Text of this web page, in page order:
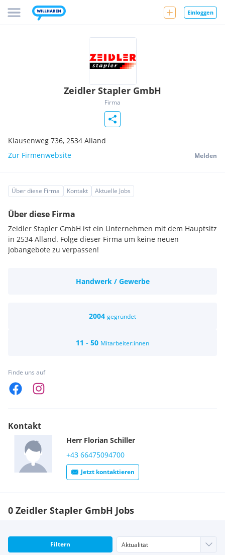
Einloggen
Zeidler Stapler GmbH
Firma
Klausenweg 736, 2534 Alland
Zur Firmenwebsite
Melden
Über diese Firma Kontakt Aktuelle Jobs
Über diese Firma
Zeidler Stapler GmbH ist ein Unternehmen mit dem Hauptsitz
in 2534 Alland. Folge dieser Firma um keine neuen
Jobangebote zu verpassen!
Handwerk / Gewerbe
2004 gegründet
11 - 50 Mitarbeiter:innen
Finde uns auf
Kontakt
Herr Florian Schiller
+43 66475094700
Jetzt kontaktieren
0 Zeidler Stapler GmbH Jobs
Filtern